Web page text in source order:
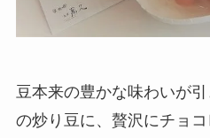
豆本来の豊かな味わいが
の炒り豆に、贅沢にチョ